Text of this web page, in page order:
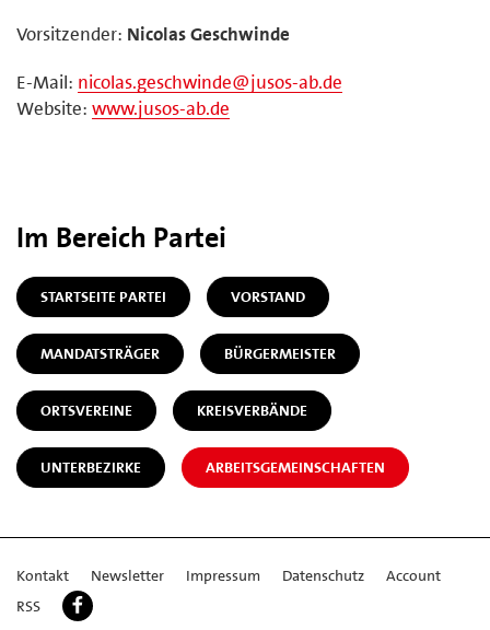
Vorsitzender: Nicolas Geschwinde
E-Mail: nicolas.geschwinde@jusos-ab.de
Website: www.jusos-ab.de
Im Bereich Partei
STARTSEITE PARTEI VORSTAND
MANDATSTRÄGER BÜRGERMEISTER
ORTSVEREINE KREISVERBÄNDE
UNTERBEZIRKE ARBEITSGEMEINSCHAFTEN
Kontakt Newsletter Impressum Datenschutz
Account
RSS